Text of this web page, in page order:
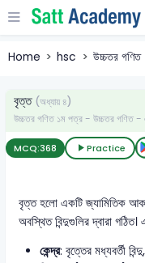
Home hsc উচ্চতর গণিত
বৃত্ত (অধ্যায় ৪)
উচ্চতর গণিত ১ম পত্র - উচ্চতর
MCQ:368 Practice
বৃত্ত হলো একটি জ্যামিতিক আকার,
অবস্থিত বিন্দুগুলির দ্বারা
কেন্দ্র: বৃত্তের মধ্যবর্তী